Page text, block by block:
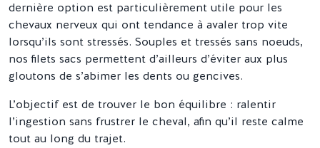
dernière option est particulièrement utile pour les
chevaux nerveux qui ont tendance à avaler trop vite
lorsqu’ils sont stressés. Souples et tressés sans noeuds,
nos filets sacs permettent d’ailleurs d’éviter aux plus
gloutons de s’abimer les dents ou gencives.
L’objectif est de trouver le bon équilibre : ralentir
l’ingestion sans frustrer le cheval, afin qu’il reste calme
tout au long du trajet.